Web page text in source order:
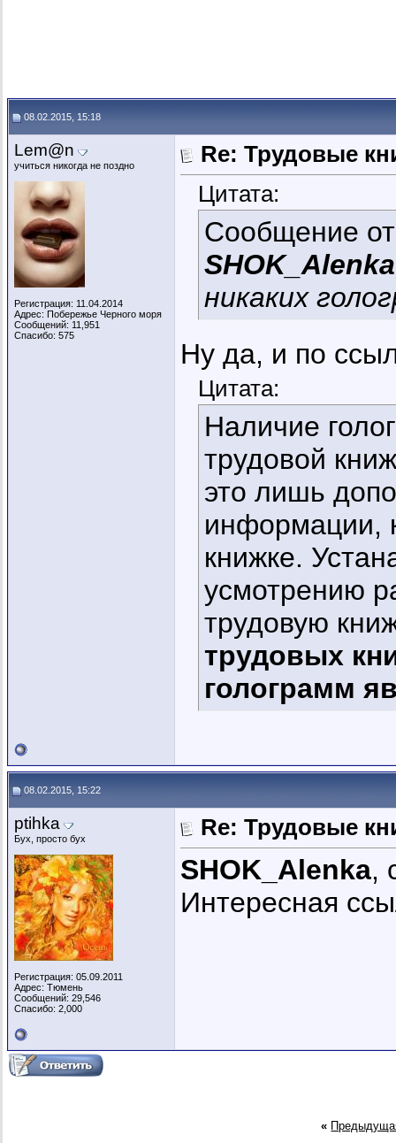
08.02.2015, 15:18
Lem@n
учиться никогда не поздно
Регистрация: 11.04.2014
Адрес: Побережье Черного моря
Сообщений: 11,951
Спасибо: 575
Re: Трудовые
Цитата:
Сообщение
SHOK_Alenka
никаких
Ну да, и по
Цитата:
Наличие
трудовой
это лишь
информации,
книжке.
усмотрению
трудовую
трудовых
голограмм
08.02.2015, 15:22
ptihka
Бух, просто бух
Регистрация: 05.09.2011
Адрес: Тюмень
Сообщений: 29,546
Спасибо: 2,000
Re: Трудовые
SHOK_Alenka,
Интересная
«